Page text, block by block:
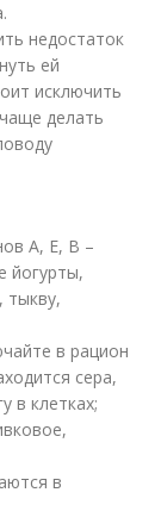
недостаток
ей
исключить
делать
А, Е, В –
йогурты,
тыкву,
в рацион
сера,
в клетках;
в